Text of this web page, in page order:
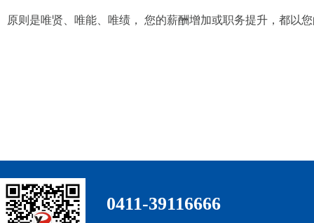
原则是唯贤、唯能、唯绩， 您的薪酬增加或职务提升，都以
0411-39116666